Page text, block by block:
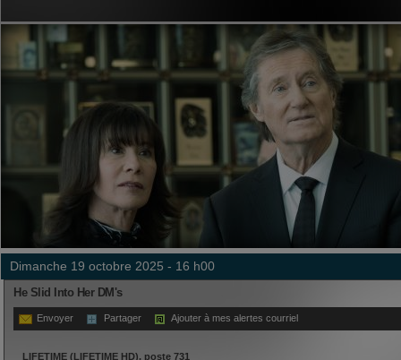
dimanche 19 octobre 2025 - 16 h00
He Slid Into Her DM's
Envoyer Partager Ajouter à mes alertes courriel
LIFETIME (LIFETIME HD), poste 731